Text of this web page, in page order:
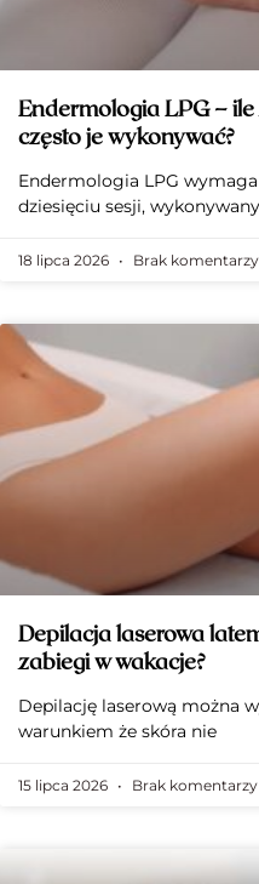
Endermologia LPG –
często je wykonywać?
Endermologia LPG
dziesięciu sesji,
18 lipca 2026 Brak komentarzy
Depilacja laserowa
zabiegi w wakacje?
Depilację laserową można
warunkiem że skóra nie
15 lipca 2026 Brak komentarzy